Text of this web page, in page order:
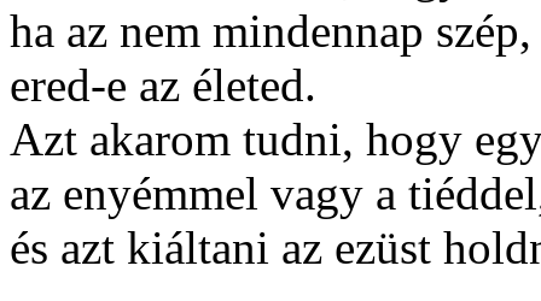
ha az nem mindennap
ered-e az életed.
Azt akarom tudni, hogy
az enyémmel vagy a
és azt kiáltani az ezüst